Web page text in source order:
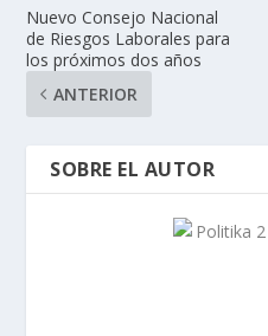
Nuevo Consejo Nacional
de Riesgos Laborales para
los próximos dos años
ANTERIOR
SOBRE EL AUTOR